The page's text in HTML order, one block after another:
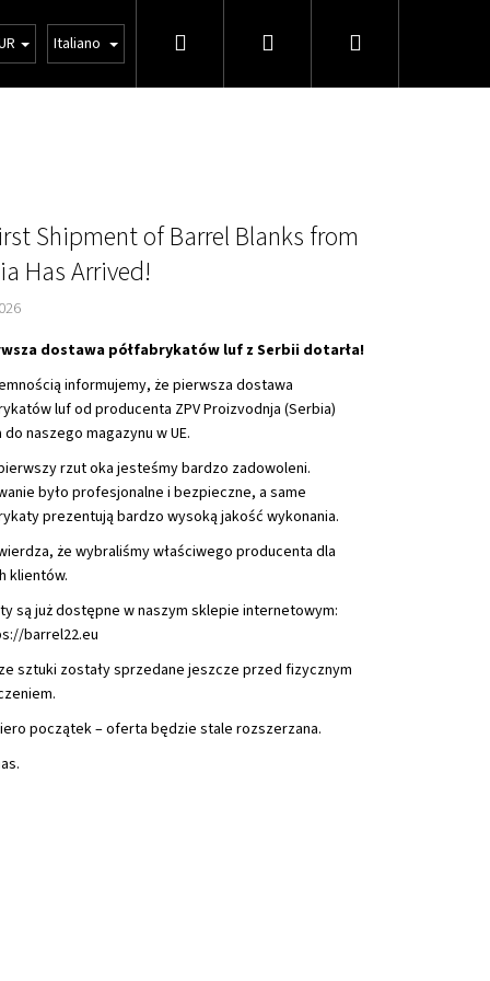
Generali Vendita all'ingrosso
Italiano Ricerca Accesso Carrello
Shipment of Barrel Blanks from
Has Arrived!
dostawa półfabrykatów luf z Serbii dotarła!
informujemy, że pierwsza dostawa
luf od producenta ZPV Proizvodnja (Serbia)
do naszego magazynu w UE.
rzut oka jesteśmy bardzo zadowoleni.
było profesjonalne i bezpieczne, a same
prezentują bardzo wysoką jakość wykonania.
że wybraliśmy właściwego producenta dla
klientów.
są już dostępne w naszym sklepie internetowym:
barrel22.eu
sztuki zostały sprzedane jeszcze przed fizycznym
początek – oferta będzie stale rozszerzana.
ALLINEAMENTO
MOUNTAIN GHOST